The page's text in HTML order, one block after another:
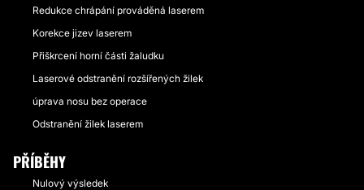
Redukce chrápání prováděná laserem
Korekce jizev laserem
Přiškrcení horní části žaludku
Laserové odstranění rozšířených žilek
úprava nosu bez operace
Odstranění žilek laserem
PŘÍBĚHY
Nulový výsledek